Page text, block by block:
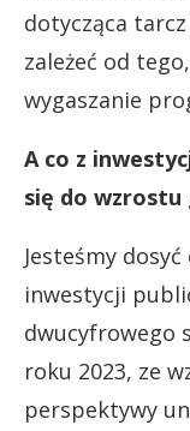
dotycząca
zależeć od
wygaszanie
A co z
się do
Jesteśmy
inwestycji
dwucyfrowego
roku 2023, ze
perspektywy